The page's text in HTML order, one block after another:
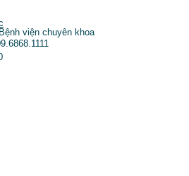
Bệnh viện chuyên khoa